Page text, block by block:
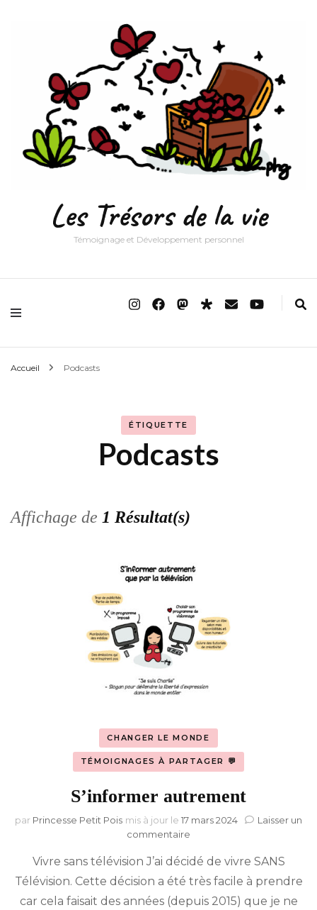
Les Trésors de la vie
Témoignage et Développement personnel
Accueil Podcasts
ÉTIQUETTE
Podcasts
Affichage de 1 Résultat(s)
CHANGER LE MONDE
TÉMOIGNAGES À PARTAGER 💬
S’informer autrement
par Princesse Petit Pois mis à jour le 17 mars 2024
Laisser un
commentaire
autrement
Vivre sans télévision J’ai décidé de vivre SANS
Télévision. Cette décision a été très facile à prendre
car cela faisait des années (depuis 2015) que je ne